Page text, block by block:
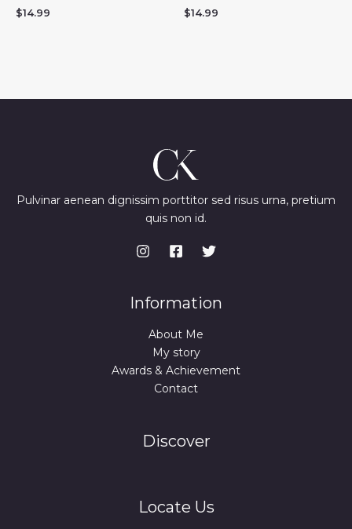
$14.99 $14.99
Pulvinar aenean dignissim porttitor sed risus urna, pretium
quis non id.
Information
About Me
My story
Awards & Achievement
Contact
Discover
Locate Us